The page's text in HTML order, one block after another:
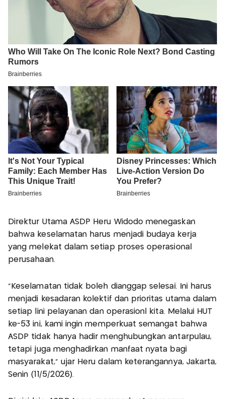
Direktur Utama ASDP Heru Widodo menegaskan
bahwa keselamatan harus menjadi budaya kerja
yang melekat dalam setiap proses operasional
perusahaan.
“Keselamatan tidak boleh dianggap selesai. Ini harus
menjadi kesadaran kolektif dan prioritas utama dalam
setiap lini pelayanan dan operasionl kita. Melalui HUT
ke-53 ini, kami ingin memperkuat semangat bahwa
ASDP tidak hanya hadir menghubungkan antarpulau,
tetapi juga menghadirkan manfaat nyata bagi
masyarakat,” ujar Heru dalam keterangannya, Jakarta,
Senin (11/5/2026).